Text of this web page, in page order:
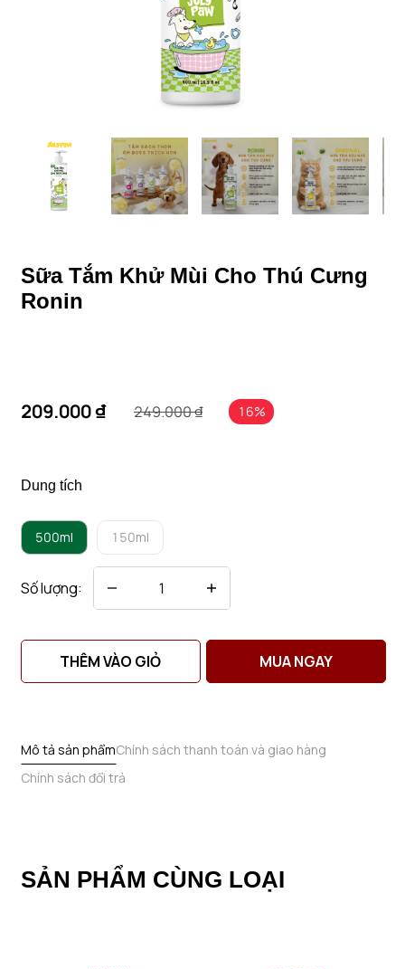
Sữa Tắm Khử Mùi Cho Thú Cưng
Ronin
209.000 ₫ 249.000 ₫ 16%
Số lượng:
THÊM VÀO GIỎ MUA NGAY
Dung tích
500ml 150ml
Mô tả sản phẩmChính sách thanh toán và giao hàng
Chính sách đổi trả
SẢN PHẨM CÙNG LOẠI